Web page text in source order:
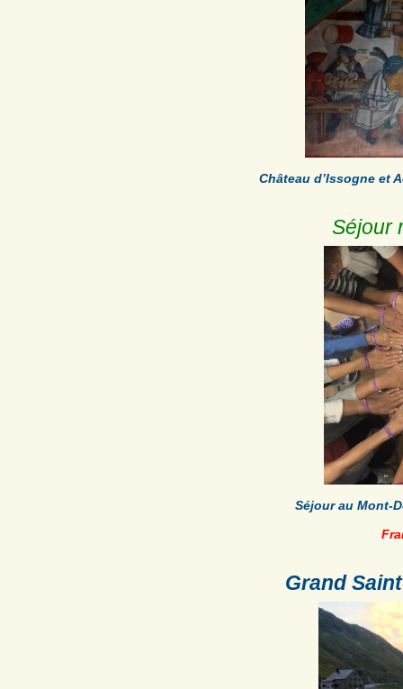
Château d’Issogne
Séjour
Séjour au Mont-
Grand